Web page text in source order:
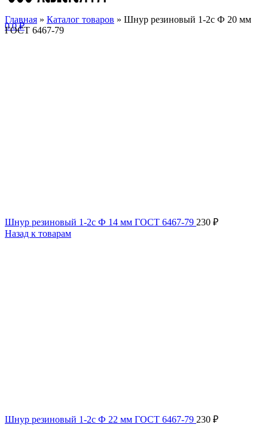
00₽
Главная » Каталог товаров » Шнур резиновый 1-2с Ф 20 мм
ГОСТ 6467-79
Шнур резиновый 1-2с Ф 14 мм ГОСТ 6467-79 230 ₽
Назад к товарам
Шнур резиновый 1-2с Ф 22 мм ГОСТ 6467-79 230 ₽